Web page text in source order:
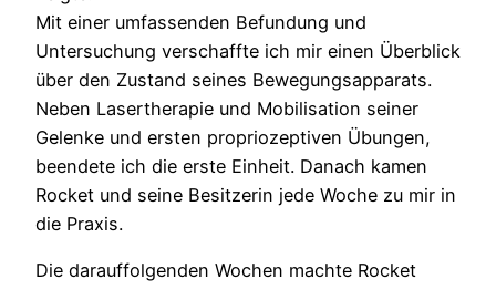
Mit einer umfassenden Befundung und
Untersuchung verschaffte ich mir einen Überblick
über den Zustand seines Bewegungsapparats.
Neben Lasertherapie und Mobilisation seiner
Gelenke und ersten propriozeptiven Übungen,
beendete ich die erste Einheit. Danach kamen
Rocket und seine Besitzerin jede Woche zu mir in
die Praxis.
Die darauffolgenden Wochen machte Rocket